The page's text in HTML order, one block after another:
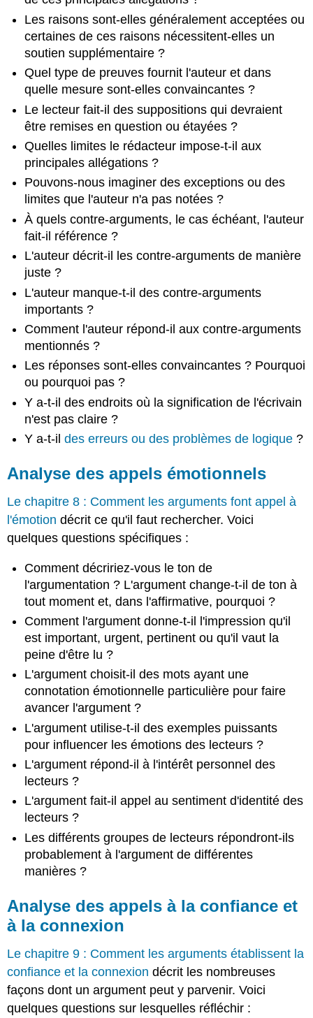
Les raisons sont-elles généralement acceptées ou
certaines de ces raisons nécessitent-elles un
soutien supplémentaire ?
Quel type de preuves fournit l'auteur et dans
quelle mesure sont-elles convaincantes ?
Le lecteur fait-il des suppositions qui devraient
être remises en question ou étayées ?
Quelles limites le rédacteur impose-t-il aux
principales allégations ?
Pouvons-nous imaginer des exceptions ou des
limites que l'auteur n'a pas notées ?
À quels contre-arguments, le cas échéant, l'auteur
fait-il référence ?
L'auteur décrit-il les contre-arguments de manière
juste ?
L'auteur manque-t-il des contre-arguments
importants ?
Comment l'auteur répond-il aux contre-arguments
mentionnés ?
Les réponses sont-elles convaincantes ? Pourquoi
ou pourquoi pas ?
Y a-t-il des endroits où la signification de l'écrivain
n'est pas claire ?
Y a-t-ildes erreurs ou des problèmes de logique ?
Analyse des appels émotionnels
Le chapitre 8 : Comment les arguments font appel à
l'émotion décrit ce qu'il faut rechercher. Voici
quelques questions spécifiques :
Comment décririez-vous le ton de
l'argumentation ? L'argument change-t-il de ton à
tout moment et, dans l'affirmative, pourquoi ?
Comment l'argument donne-t-il l'impression qu'il
est important, urgent, pertinent ou qu'il vaut la
peine d'être lu ?
L'argument choisit-il des mots ayant une
connotation émotionnelle particulière pour faire
avancer l'argument ?
L'argument utilise-t-il des exemples puissants
pour influencer les émotions des lecteurs ?
L'argument répond-il à l'intérêt personnel des
lecteurs ?
L'argument fait-il appel au sentiment d'identité des
lecteurs ?
Les différents groupes de lecteurs répondront-ils
probablement à l'argument de différentes
manières ?
Analyse des appels à la confiance et
à la connexion
Le chapitre 9 : Comment les arguments établissent la
confiance et la connexion décrit les nombreuses
façons dont un argument peut y parvenir. Voici
quelques questions sur lesquelles réfléchir :